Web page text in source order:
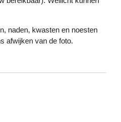
naden, kwasten en noesten
afwijken van de foto.